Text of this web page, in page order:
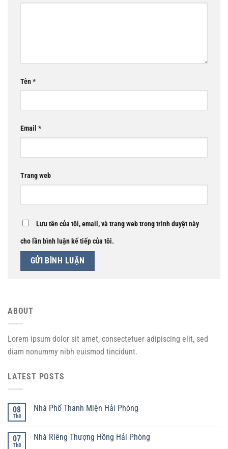
Tên*
Email *
Trang web
Lưu tên của tôi, email, và trang web trong trình duyệt này
cho lần bình luận kế tiếp của tôi.
ABOUT
Lorem ipsum dolor sit amet, consectetuer adipiscing elit, sed
diam nonummy nibh euismod tincidunt.
LATEST POSTS
08
Th8
Nhà Phố Thanh Miện Hải Phòng
07
Th8
Nhà Riêng Thượng Hồng Hải Phòng